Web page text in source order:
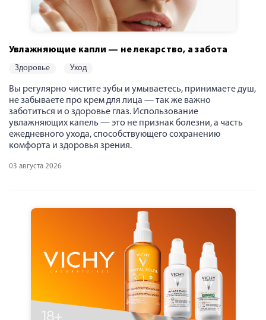
Увлажняющие капли — не лекарство, а забота
здоровье уход
Вы регулярно чистите зубы и умываетесь, принимаете душ,
не забываете про крем для лица — так же важно
заботиться и о здоровье глаз. Использование
увлажняющих капель — это не признак болезни, а часть
ежедневного ухода, способствующего сохранению
комфорта и здоровья зрения.
03 августа 2026